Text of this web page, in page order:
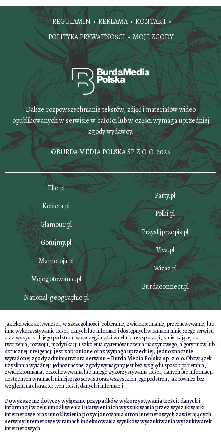
REGULAMIN REKLAMA
KONTAKT
POLITYKA PRYWATNOŚCI
MOJE ZGODY
Dalsze rozpowszechnianie tekstów, zdjęć i materiałów wideo
opublikowanych w serwisie w całości lub w części wymaga uprzedniej
zgody wydawcy.
©BURDA MEDIA POLSKA SP. Z O. O. 2026
Elle.pl
Kobieta.pl
Glamour.pl
Gotujmy.pl
Mamotoja.pl
Mojegotowanie.pl
National-geographic.pl
Party.pl
Polki.pl
Przyslijprzepis.pl
Viva.pl
Wizaz.pl
Burdaconnect.pl
Jakiekolwiek aktywności, w szczególności: pobieranie, zwielokrotnianie, przechowywanie, lub
inne wykorzystywanie treści, danych lub informacji dostępnych w ramach niniejszego serwisu
oraz wszystkich jego podstron, w szczególności w celu ich eksploracji, zmierzającej do
tworzenia, rozwoju, modyfikacji i szkolenia systemów uczenia maszynowego, algorytmów lub
sztucznej inteligencjijest zabronione oraz wymaga uprzedniej, jednoznacznie
wyrażonej zgody administratora serwisu – Burda Media Polska sp. z o.o.Obowiązek
uzyskania wyraźnej i jednoznacznej zgody wymagany jest bez względu sposób pobierania,
zwielokrotniania, przechowywania lub innego wykorzystywania treści, danych lub informacji
dostępnych w ramach niniejszego serwisu oraz wszystkich jego podstron, jak również bez
względu na charakter tych treści, danych i informacji.
Powyższe nie dotyczy wyłącznie przypadków wykorzystywania treści, danych i
informacji w celu umożliwienia i ułatwienia ich wyszukiwania przez wyszukiwarki
internetowe oraz umożliwienia pozycjonowania stron internetowych zawierających
serwisy internetowe w ramach indeksowania wyników wyszukiwania wyszukiwarek
internetowych